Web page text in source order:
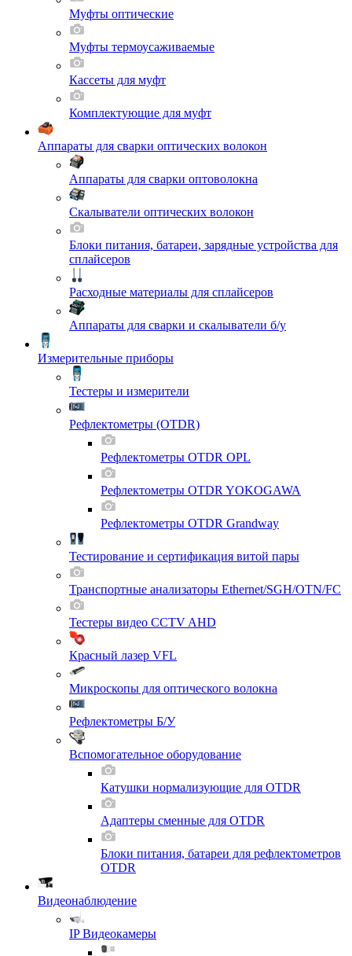
Муфты оптические
Муфты термоусаживаемые
Кассеты для муфт
Комплектующие для муфт
Аппараты для сварки оптических волокон
Аппараты для сварки оптоволокна
Скалыватели оптических волокон
Блоки питания, батареи, зарядные устройства для
сплайсеров
Расходные материалы для сплайсеров
Аппараты для сварки и скалыватели б/у
Измерительные приборы
Тестеры и измерители
Рефлектометры (OTDR)
Рефлектометры OTDR OPL
Рефлектометры OTDR YOKOGAWA
Рефлектометры OTDR Grandway
Тестирование и сертификация витой пары
Транспортные анализаторы Ethernet/SGH/OTN/FC
Тестеры видео CCTV AHD
Красный лазер VFL
Микроскопы для оптического волокна
Рефлектометры Б/У
Вспомогательное оборудование
Катушки нормализующие для OTDR
Адаптеры сменные для OTDR
Блоки питания, батареи для рефлектометров
OTDR
Видеонаблюдение
IP Видеокамеры